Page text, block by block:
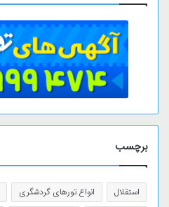
برچسب
استقلال انواع تورهای گردشگری